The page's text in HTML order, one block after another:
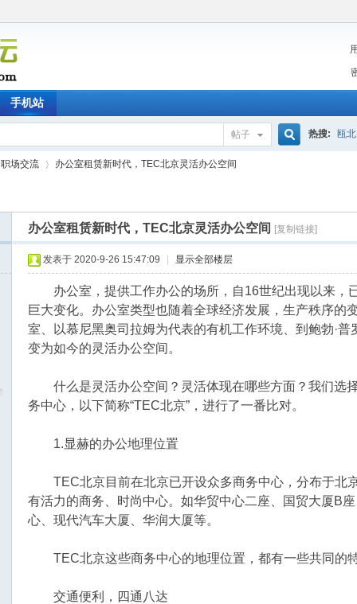
手机站
帖子
索
热搜: 瓯北
职场交流
›
办公室租赁新时代，TEC北京灵活办公空间
办公室租赁新时代，TEC北京灵活办公空间 [复制链接]
发表于 2020-9-26 15:47:09 显示全部楼层
办公室，提供工作办公的场所，自16世纪出现以来，
巨大变化。办公室类型也随着全球经济发展，生产秩序的
室、以慕尼黑奥司拉姆为代表的有机工作环境、到鲍勃·
变为如今的灵活办公空间。
什么是灵活办公空间？灵活体现在哪些方面？我们选
务中心，以下简称“TEC北京”，进行了一番比对。
1.显赫的办公地理位置
TEC北京目前在北京已开设众多商务中心，分布于北
有活力的商务、时尚中心。如华贸中心二座、国贸大厦B
心、现代汽车大厦、华润大厦等。
TEC北京这些商务中心的地理位置，都有一些共同的特
交通便利，四通八达